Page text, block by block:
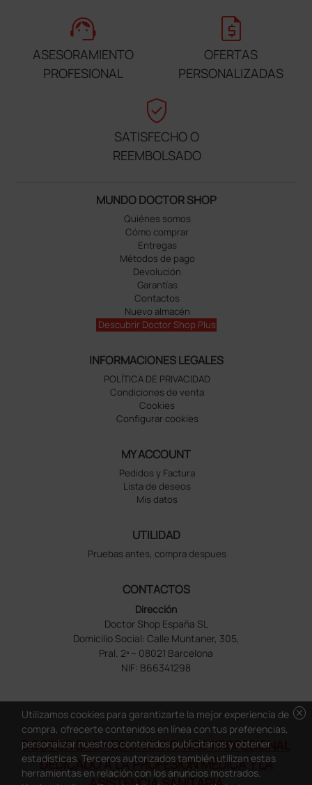
support_agent
ASESORAMIENTO
PROFESIONAL
request_quote
OFERTAS
PERSONALIZADAS
verified_user
SATISFECHO O
REEMBOLSADO
MUNDO DOCTOR SHOP
Quiénes somos
Cómo comprar
Entregas
Métodos de pago
Devolución
Garantías
Contactos
Nuevo almacén
Descubrir Doctor Shop Plus
INFORMACIONES LEGALES
POLÍTICA DE PRIVACIDAD
Condiciones de venta
Cookies
Configurar cookies
MY ACCOUNT
Pedidos y Factura
Lista de deseos
Mis datos
UTILIDAD
Pruebas antes, compra despues
CONTACTOS
Dirección
Doctor Shop España SL
Domicilio Social: Calle Muntaner, 305,
Pral. 2ª – 08021 Barcelona
NIF: B66341298
DOCTOR SHOP ES UN SITIO WEB PROFESIONAL
DEDICADO A LA PROFESIÓN MÉDICA Y LA
cancel
Utilizamos cookies para garantizarte la mejor experiencia de
compra, ofrecerte contenidos en línea con tus preferencias,
personalizar nuestros contenidos publicitarios y obtener
estadísticas. Terceros autorizados también utilizan estas
herramientas en relación con los anuncios mostrados.